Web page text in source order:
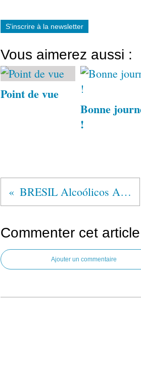
S'inscrire à la newsletter
Vous aimerez aussi :
Point de vue
Bonne
!
BRESIL Alcoólicos Anônimos®
Commenter cet article
Ajouter un commentaire